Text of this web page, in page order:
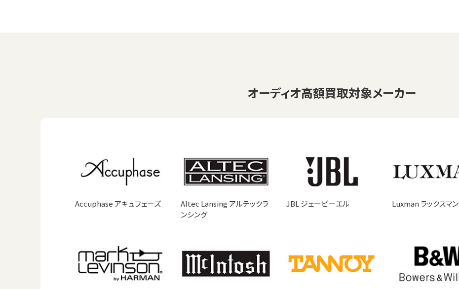
オーディオ高額買取対象メーカー
Accuphase アキュフェーズ
Altec Lansing アルテックラ
ンシング
JBL ジェービーエル Luxman ラックスマン